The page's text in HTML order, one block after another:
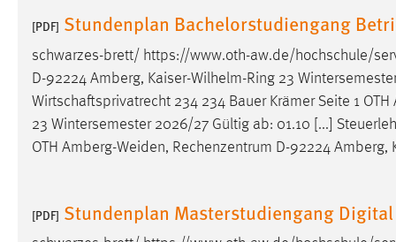
[PDF] Stundenplan Bachelorstudiengang
schwarzes-brett/ https://www.oth-aw.de/hochschule/
D-92224 Amberg, Kaiser-Wilhelm-Ring 23
Wirtschaftsprivatrecht 234 234 Bauer Krämer Seite 1 OTH
23 Wintersemester 2026/27 Gültig ab: 01.10 [...]
OTH Amberg-Weiden, Rechenzentrum D-92224 Amberg,
[PDF] Stundenplan Masterstudiengang